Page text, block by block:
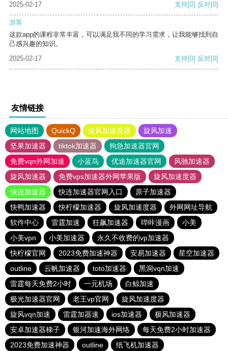
2025-02-17 支持[0] 反对[0]
游客
这款app的课程非常丰富，可以满足我不同的学习需求，让我能够找到自
己感兴趣的知识。
2025-02-17
支持[0] 反对[0]
友情链接
网站地图 QuickQ 旋风加速度器
旋风加速
坚果加速器
tiktok加速器
狗急加速器官网
免费vqn外网加速
小蓝鸟 优途加速器官网
风驰加速器
旋风加速器
免费vps加速器外网苹果版
旋风加速度器
快连加速器
快连加速器官网入口
原子加速器
快鸭加速器
快柠檬加速器 旋风加速度器
外网网址导航
软件中心
雷霆加速 狂飙加速器 哔咔漫画
小美
小美vpn
小美加速器
永久不收费的vp加速器
快柠檬官网
2023免费加速神器 安易加速器
星空加速器
outline
云帆加速器 toto加速器
黑洞vqn加速
雷霆每天免费2小时
一元机场
白鲸加速
极光加速器官网
老王vp官网
旋风加速度器
旋风vqn加速
雷霆加器速 ios加速器
极风加速器
安卓加速器梯子
银河加速海外网络
每天免费2小时加速器
2023免费加速神器
outline 纸飞机加速器